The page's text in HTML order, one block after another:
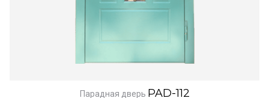
Парадная дверь PAD-112